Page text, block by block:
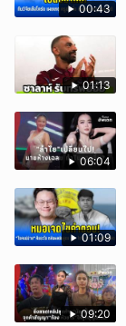
00:43
01:13
06:04
01:09
09:20